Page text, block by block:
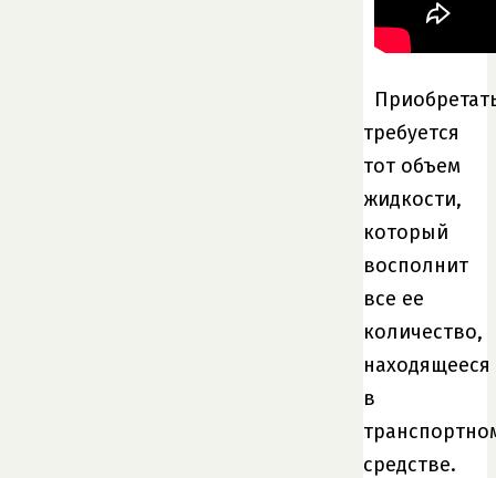
требуется
тот объем
жидкости,
который
восполнит
все ее
количество,
находящееся
в
средстве.